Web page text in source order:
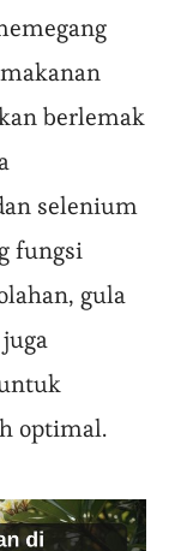
berlemak
selenium
fungsi
gula
optimal.